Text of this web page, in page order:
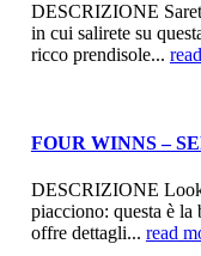
DESCRIZIONE
in cui salirete su
ricco prendisole...
FOUR WINNS –
DESCRIZIONE
piacciono: questa è
offre dettagli... read